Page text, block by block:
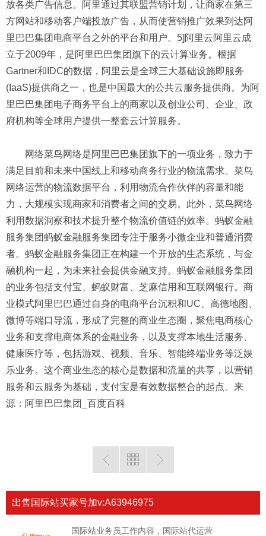
放各类广告信息。阿里通过其联盟营销计划，让商家在第三
方网站和移动客户端投放广告，从而使营销推广效果到达阿
里巴巴集团电商平台之外的平台和用户。5]阿里云阿里云成
立于2009年，是阿里巴巴集团旗下的云计算业务。根据
Gartner和IDC的数据，阿里云是全球三大基础设施即服务
(IaaS)提供商之一，也是中国最大的公共云服务提供商。为阿
里巴巴集团电子商务平台上的商家以及创业公司、企业、政
府机构等全球用户提供一整套云计算服务。
网络菜鸟网络是阿里巴巴集团旗下的一项业务，致力于
满足目前和未来中国线上和移动商务行业的物流需求。菜鸟
网络运营的物流数据平台，利用物流合作伙伴的容量和能
力，大规模实现商家和消费者之间的交易。此外，菜鸟网络
利用数据洞察和技术提升整个物流价值链的效率。蚂蚁金融
服务集团蚂蚁金融服务集团专注于服务小微企业和普通消费
者。蚂蚁金融服务集团正在构建一个开放的生态系统，与金
融机构一起，为未来社会提供金融支持。蚂蚁金融服务集团
的业务包括支付宝、蚂蚁财富、芝麻信用和互联网银行。商
业模式阿里巴巴通过自身的电商平台沉积和UC、高德地图、
微博等端口导流，形成了完整的商业生态圈，聚焦电商核心
业务和支撑电商体系的金融业务，以及支撑本地生活服务、
健康医疗等，包括游戏、视频、音乐、智能终端业务等泛娱
乐业务。这个商业生态的核心是数据和流量的共享，以营销
服务和云服务为基础，支付宝是有效数据整合的起点。来
源：阿里巴巴集团_百度百科
出售国际站买家号加v:A63946975
国际站业务员工作内容，国际站代运营